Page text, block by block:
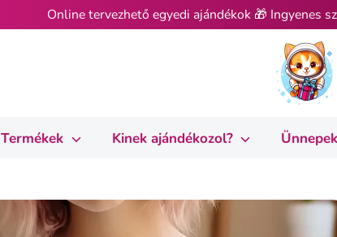
Online tervezhető egyedi ajándékok 🎁 Ingyenes
Termékek Kinek ajándékozol? Ünnepek